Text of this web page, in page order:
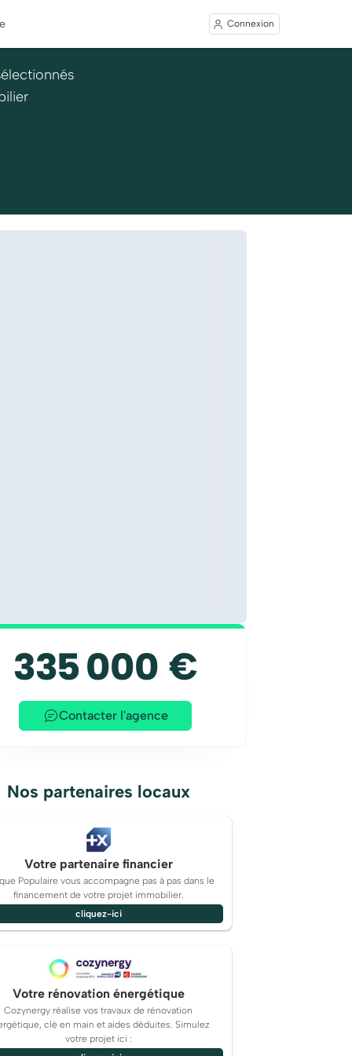
Connexion
335 000 €
Contacter l'agence
Nos partenaires locaux
Votre partenaire financier
Populaire vous accompagne pas à pas dans le
financement de votre projet immobilier.
cliquez-ici
Votre rénovation énergétique
Cozynergy réalise vos travaux de rénovation
clé en main et aides déduites. Simulez
votre projet ici :